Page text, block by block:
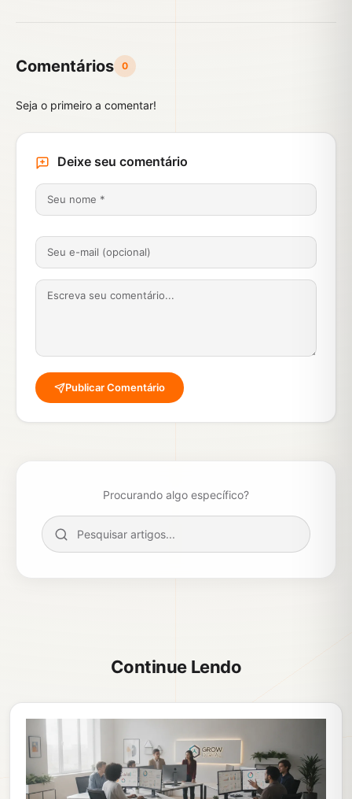
Comentários 0
Seja o primeiro a comentar!
Deixe seu comentário
Publicar Comentário
Procurando algo específico?
Continue Lendo